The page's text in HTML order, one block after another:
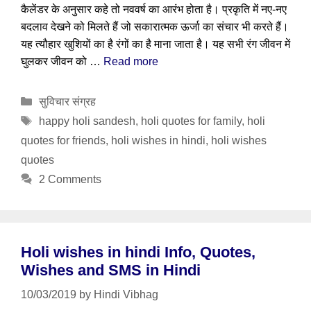
कैलेंडर के अनुसार कहे तो नववर्ष का आरंभ होता है। प्रकृति में नए-नए
बदलाव देखने को मिलते हैं जो सकारात्मक ऊर्जा का संचार भी करते हैं।
यह त्यौहार खुशियों का है रंगों का है माना जाता है। यह सभी रंग जीवन में
घुलकर जीवन को … Read more
Categories
सुविचार संग्रह
Tags
happy holi sandesh, holi quotes for family, holi
quotes for friends, holi wishes in hindi, holi wishes
quotes
2 Comments
Holi wishes in hindi Info, Quotes,
Wishes and SMS in Hindi
10/03/2019 by Hindi Vibhag